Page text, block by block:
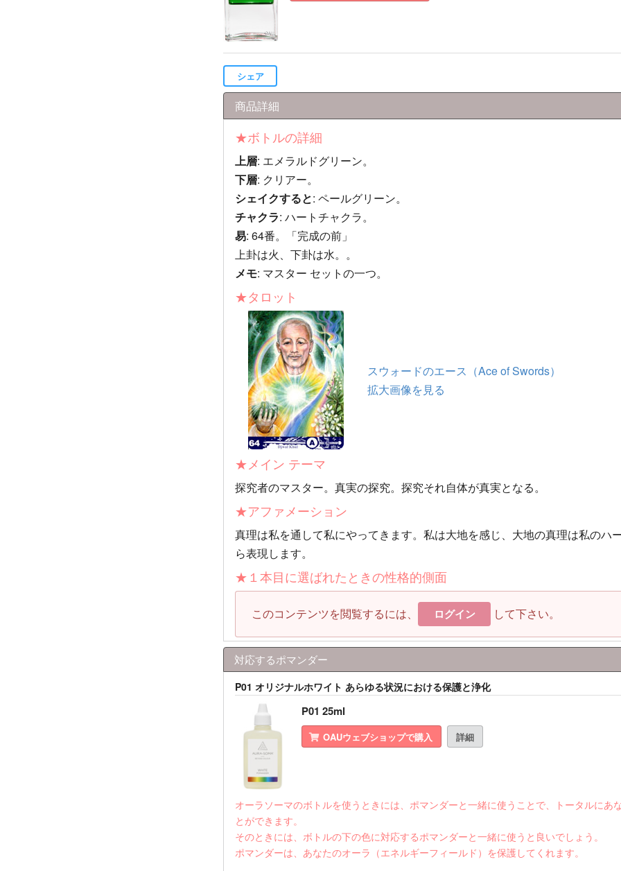
シェア
商品詳細
★ボトルの詳細
上層: エメラルドグリーン。
下層: クリアー。
シェイクすると: ペールグリーン。
チャクラ: ハートチャクラ。
易: 64番。「完成の前」
上卦は火、下卦は水。。
メモ: マスター セットの一つ。
★タロット
スウォードのエース（Ace of Swords）
拡大画像を見る
★メイン テーマ
探究者のマスター。真実の探究。探究それ自体が真実となる。
★アファメーション
真理は私を通して私にやってきます。私は大地を感じ、大地の真理は私のハ
ら表現します。
★１本目に選ばれたときの性格的側面
このコンテンツを閲覧するには、 ログイン して下さい。
対応するポマンダー
P01 オリジナルホワイト あらゆる状況における保護と浄化
P01 25ml
OAUウェブショップで購入 詳細
オーラソーマのボトルを使うときには、ポマンダーと一緒に使うことで、トータルにあ
とができます。
そのときには、ボトルの下の色に対応するポマンダーと一緒に使うと良いでしょう。
ポマンダーは、あなたのオーラ（エネルギーフィールド）を保護してくれます。